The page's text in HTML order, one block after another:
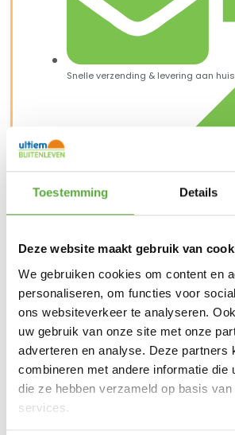
Toestemming Details
Deze website maakt gebruik van
We gebruiken cookies om content en
personaliseren, om functies voor
ons websiteverkeer te analyseren.
uw gebruik van onze site met onze
adverteren en analyse. Deze partners
combineren met andere informatie die
die ze hebben verzameld op basis
services.
Snelle verzending & levering aan huis
Kopersbescherming met Trusted
SKU1149057CategorieënActie
Campingstoelen,Kampeermeubelen,
Crespo
Productkleur